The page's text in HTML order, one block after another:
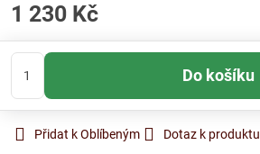
1 230 Kč
Do košíku
Přidat k Oblíbeným Dotaz k produktu